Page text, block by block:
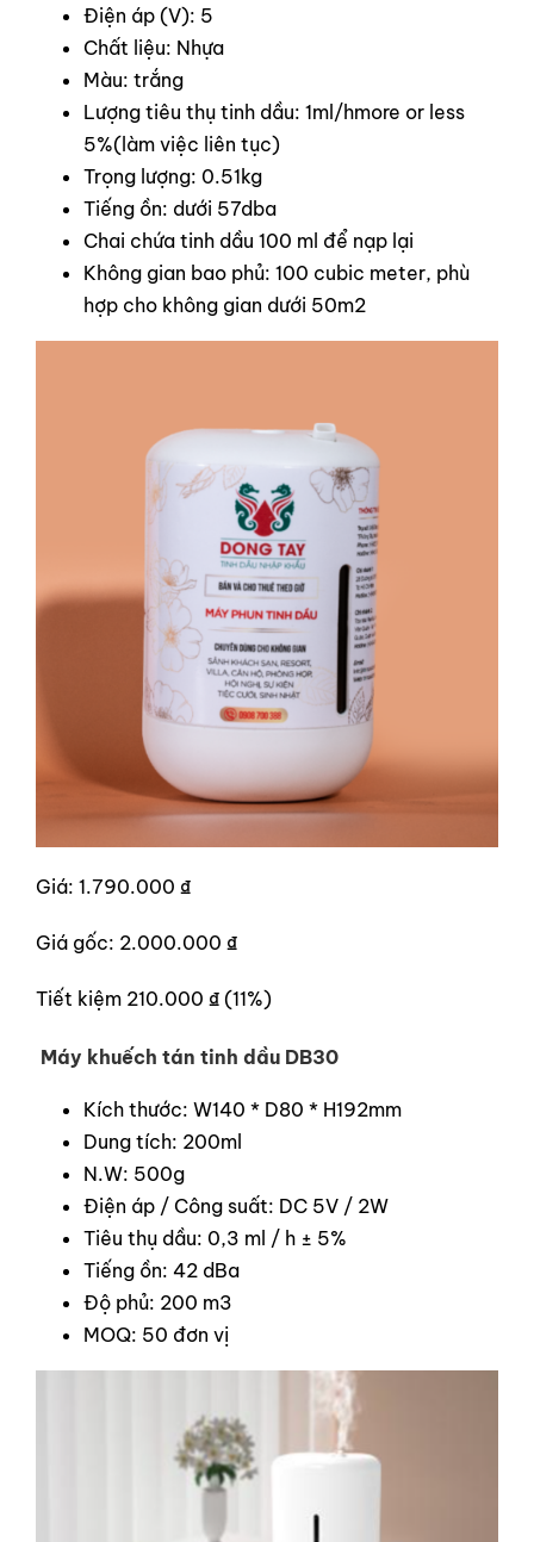
Điện áp (V): 5
Chất liệu: Nhựa
Màu: trắng
Lượng tiêu thụ tinh dầu: 1ml/hmore or less
5%(làm việc liên tục)
Trọng lượng: 0.51kg
Tiếng ồn: dưới 57dba
Chai chứa tinh dầu 100 ml để nạp lại
Không gian bao phủ: 100 cubic meter, phù
hợp cho không gian dưới 50m2
Giá: 1.790.000 ₫
Giá gốc: 2.000.000 ₫
Tiết kiệm 210.000 ₫ (11%)
Máy khuếch tán tinh dầu DB30
Kích thước: W140 * D80 * H192mm
Dung tích: 200ml
N.W: 500g
Điện áp / Công suất: DC 5V / 2W
Tiêu thụ dầu: 0,3 ml / h ± 5%
Tiếng ồn: 42 dBa
Độ phủ: 200 m3
MOQ: 50 đơn vị